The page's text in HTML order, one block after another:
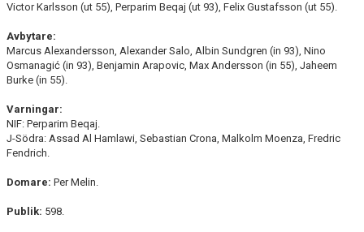
Victor Karlsson (ut 55), Perparim Beqaj (ut 93), Felix Gustafsson (ut 55).
Avbytare:
Marcus Alexandersson, Alexander Salo, Albin Sundgren (in 93), Nino
Osmanagić (in 93), Benjamin Arapovic, Max Andersson (in 55), Jaheem
Burke (in 55).
Varningar:
NIF: Perparim Beqaj.
J-Södra: Assad Al Hamlawi, Sebastian Crona, Malkolm Moenza, Fredric
Fendrich.
Domare: Per Melin.
Publik: 598.